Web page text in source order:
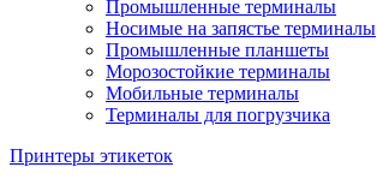
Промышленные терминалы
Носимые на запястье терминалы
Промышленные планшеты
Морозостойкие терминалы
Мобильные терминалы
Терминалы для погрузчика
Принтеры этикеток